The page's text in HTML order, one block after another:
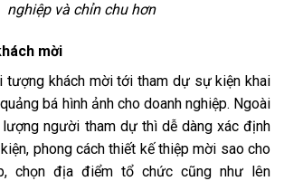
nghiệp và chỉn chu hơn
mời
tượng khách mời tới tham dự sự kiện khai
bá hình ảnh cho doanh nghiệp. Ngoài
người tham dự thì dễ dàng xác định
phong cách thiết kế thiệp mời sao cho
chọn địa điểm tổ chức cũng như lên